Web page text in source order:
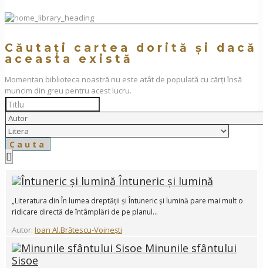
Căutați cartea dorită și dacă
aceasta există
Momentan biblioteca noastră nu este atât de populată cu cărți însă
muncim din greu pentru acest lucru.
Întuneric și lumină
„Literatura din În lumea dreptății și Întuneric și lumină pare mai mult o
ridicare directă de întâmplări de pe planul...
Autor: Ioan Al.Brătescu-Voinești
Minunile sfântului
Sisoe